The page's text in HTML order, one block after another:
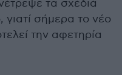
τα σχέδιά
γιατί σήμερα το νέο
την αφετηρία